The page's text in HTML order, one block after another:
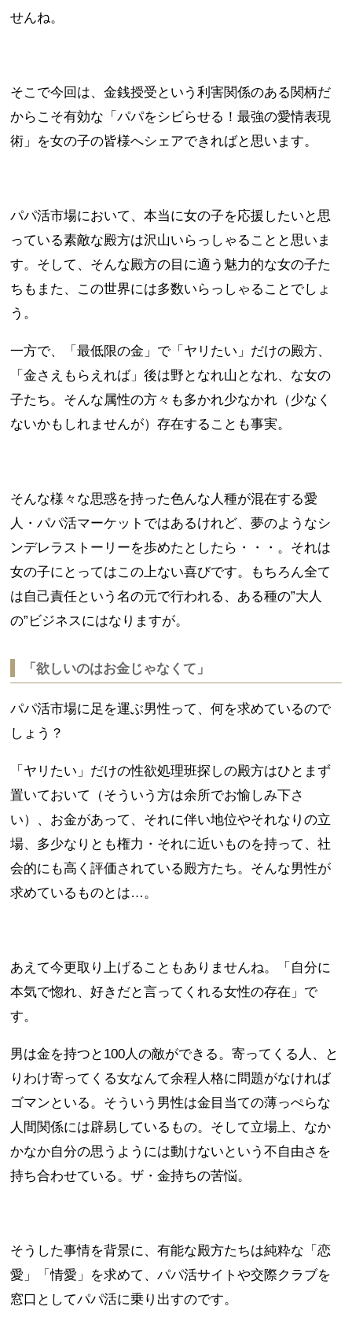
せんね。
そこで今回は、金銭授受という利害関係のある関柄だ
からこそ有効な「パパをシビらせる！最強の愛情表現
術」を女の子の皆様へシェアできればと思います。
パパ活市場において、本当に女の子を応援したいと思
っている素敵な殿方は沢山いらっしゃることと思いま
す。そして、そんな殿方の目に適う魅力的な女の子た
ちもまた、この世界には多数いらっしゃることでしょ
う。
一方で、「最低限の金」で「ヤリたい」だけの殿方、
「金さえもらえれば」後は野となれ山となれ、な女の
子たち。そんな属性の方々も多かれ少なかれ（少なく
ないかもしれませんが）存在することも事実。
そんな様々な思惑を持った色んな人種が混在する愛
人・パパ活マーケットではあるけれど、夢のようなシ
ンデレラストーリーを歩めたとしたら・・・。それは
女の子にとってはこの上ない喜びです。もちろん全て
は自己責任という名の元で行われる、ある種の”大人
の”ビジネスにはなりますが。
「欲しいのはお金じゃなくて」
パパ活市場に足を運ぶ男性って、何を求めているので
しょう？
「ヤリたい」だけの性欲処理班探しの殿方はひとまず
置いておいて（そういう方は余所でお愉しみ下さ
い）、お金があって、それに伴い地位やそれなりの立
場、多少なりとも権力・それに近いものを持って、社
会的にも高く評価されている殿方たち。そんな男性が
求めているものとは…。
あえて今更取り上げることもありませんね。「自分に
本気で惚れ、好きだと言ってくれる女性の存在」で
す。
男は金を持つと100人の敵ができる。寄ってくる人、と
りわけ寄ってくる女なんて余程人格に問題がなければ
ゴマンといる。そういう男性は金目当ての薄っぺらな
人間関係には辟易しているもの。そして立場上、なか
かなか自分の思うようには動けないという不自由さを
持ち合わせている。ザ・金持ちの苦悩。
そうした事情を背景に、有能な殿方たちは純粋な「恋
愛」「情愛」を求めて、パパ活サイトや交際クラブを
窓口としてパパ活に乗り出すのです。